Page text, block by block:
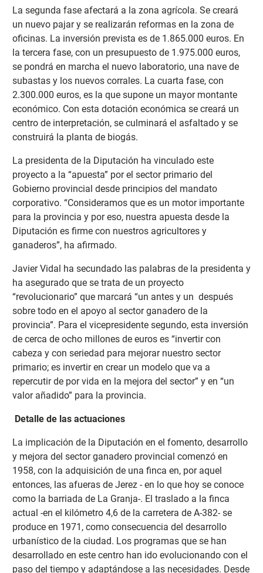
La segunda fase afectará a la zona agrícola. Se creará
un nuevo pajar y se realizarán reformas en la zona de
oficinas. La inversión prevista es de 1.865.000 euros. En
la tercera fase, con un presupuesto de 1.975.000 euros,
se pondrá en marcha el nuevo laboratorio, una nave de
subastas y los nuevos corrales. La cuarta fase, con
2.300.000 euros, es la que supone un mayor montante
económico. Con esta dotación económica se creará un
centro de interpretación, se culminará el asfaltado y se
construirá la planta de biogás.
La presidenta de la Diputación ha vinculado este
proyecto a la “apuesta” por el sector primario del
Gobierno provincial desde principios del mandato
corporativo. “Consideramos que es un motor importante
para la provincia y por eso, nuestra apuesta desde la
Diputación es firme con nuestros agricultores y
ganaderos”, ha afirmado.
Javier Vidal ha secundado las palabras de la presidenta y
ha asegurado que se trata de un proyecto
“revolucionario” que marcará “un antes y un después
sobre todo en el apoyo al sector ganadero de la
provincia”. Para el vicepresidente segundo, esta inversión
de cerca de ocho millones de euros es “invertir con
cabeza y con seriedad para mejorar nuestro sector
primario; es invertir en crear un modelo que va a
repercutir de por vida en la mejora del sector” y en “un
valor añadido” para la provincia.
Detalle de las actuaciones
La implicación de la Diputación en el fomento, desarrollo
y mejora del sector ganadero provincial comenzó en
1958, con la adquisición de una finca en, por aquel
entonces, las afueras de Jerez - en lo que hoy se conoce
como la barriada de La Granja-. El traslado a la finca
actual -en el kilómetro 4,6 de la carretera de A-382- se
produce en 1971, como consecuencia del desarrollo
urbanístico de la ciudad. Los programas que se han
desarrollado en este centro han ido evolucionando con el
paso del tiempo y adaptándose a las necesidades. Desde